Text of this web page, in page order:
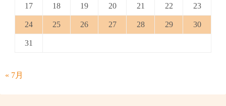
17 18 19 20 21 22 23
24 25 26 27 28 29 30
31
« 7月